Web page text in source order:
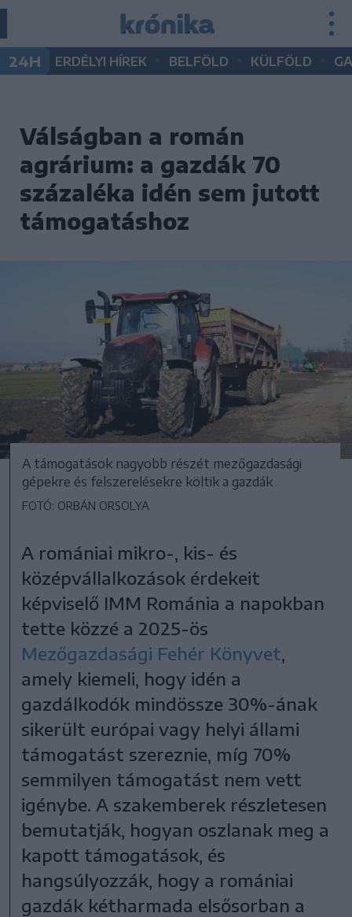
24H ERDÉLYI HÍREK BELFÖLD KÜLFÖLD
Válságban a román
agrárium: a gazdák 70
százaléka idén sem jutott
támogatáshoz
A támogatások nagyobb részét mezőgazdasági
gépekre és felszerelésekre költik a gazdák
FOTÓ: ORBÁN ORSOLYA
A romániai mikro-, kis- és
középvállalkozások érdekeit
képviselő IMM Románia a napokban
tette közzé a 2025-ös
Mezőgazdasági Fehér Könyvet,
amely kiemeli, hogy idén a
gazdálkodók mindössze 30%-ának
sikerült európai vagy helyi állami
támogatást szereznie, míg 70%
semmilyen támogatást nem vett
igénybe. A szakemberek részletesen
bemutatják, hogyan oszlanak meg a
kapott támogatások, és
hangsúlyozzák, hogy a romániai
gazdák kétharmada elsősorban a